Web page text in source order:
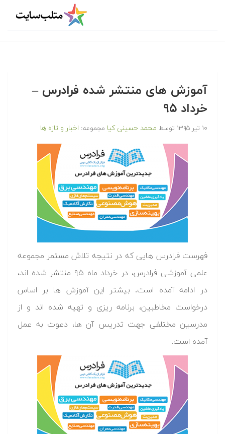
آموزش های منتشر شده فرادرس –
خرداد ۹۵
۱۰ تیر ۱۳۹۵ توسط محمد حسینی کیا مجموعه: اخبار و تازه ها
فهرست فرادرس هایی که در نتیجه تلاش مستمر مجموعه
علمی آموزشی فرادرس، در خرداد ماه ۹۵ منتشر شده اند،
در ادامه آمده است. بیشتر این آموزش ها بر اساس
درخواست مخاطبین، برنامه ریزی و تهیه شده اند و از
مدرسین مختلفی جهت تدریس آن ها، دعوت به عمل
آمده است.